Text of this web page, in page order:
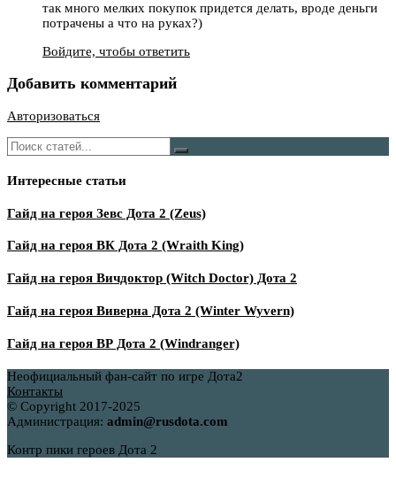
так много мелких покупок придется делать, вроде деньги
потрачены а что на руках?)
Войдите, чтобы ответить
Добавить комментарий
Авторизоваться
Интересные статьи
Гайд на героя Зевс Дота 2 (Zeus)
Гайд на героя ВК Дота 2 (Wraith King)
Гайд на героя Вичдоктор (Witch Doctor) Дота 2
Гайд на героя Виверна Дота 2 (Winter Wyvern)
Гайд на героя ВР Дота 2 (Windranger)
Неофициальный фан-сайт по игре Дота2
Контакты
© Copyright 2017-2025
Администрация: admin@rusdota.com
Контр пики героев Дота 2